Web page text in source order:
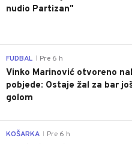
nudio Partizan"
FUDBAL Pre 6 h
Vinko Marinović otvoreno
pobjede: Ostaje žal za bar
golom
KOŠARKA Pre 6 h